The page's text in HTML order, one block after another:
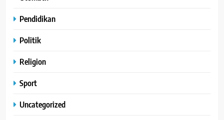
Pendidikan
Politik
Religion
Sport
Uncategorized